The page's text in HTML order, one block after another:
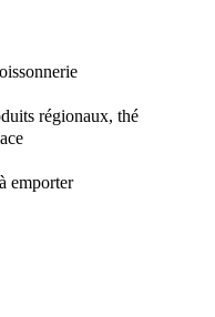
régionaux, thé
emporter